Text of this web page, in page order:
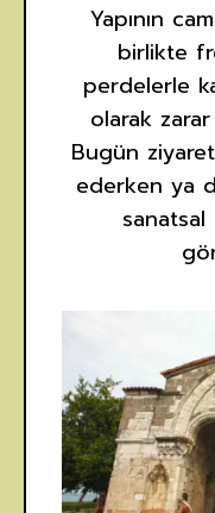
Yapının
birlikte
perdelerle
olarak
Bugün
ederken ya
sanatsal